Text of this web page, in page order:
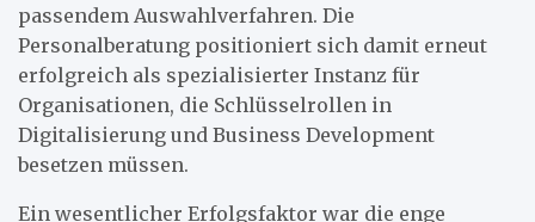
passendem Auswahlverfahren. Die
Personalberatung positioniert sich damit erneut
erfolgreich als spezialisierter Instanz für
Organisationen, die Schlüsselrollen in
Digitalisierung und Business Development
besetzen müssen.
Ein wesentlicher Erfolgsfaktor war die enge